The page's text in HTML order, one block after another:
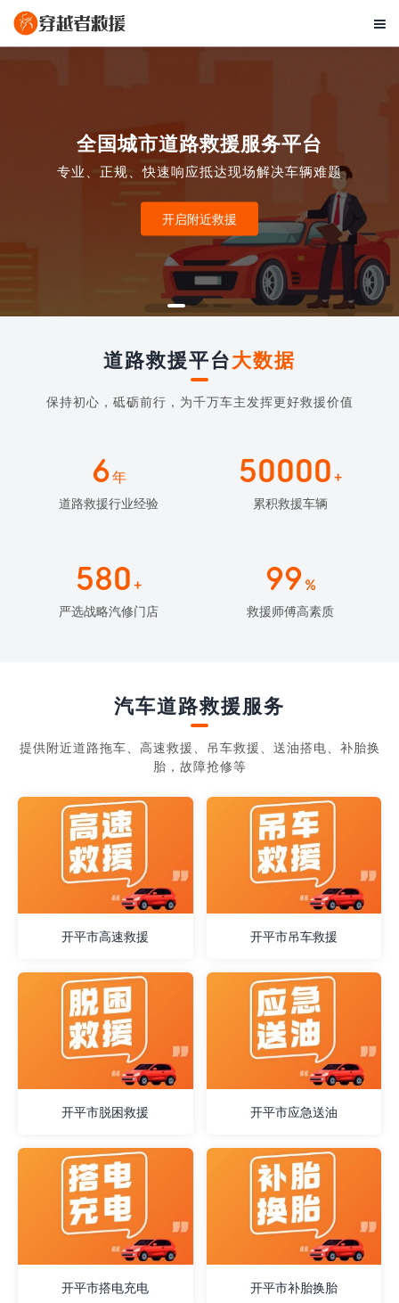

全国城市道路救援服务平台
专业、正规、快速响应抵达现场解决车辆难题
开启附近救援
道路救援平台大数据
保持初心，砥砺前行，为千万车主发挥更好救援价值
6年
道路救援行业经验
50000 +
累积救援车辆
580 +
严选战略汽修门店
99 %
救援师傅高素质
汽车道路救援服务
提供附近道路拖车、高速救援、吊车救援、送油搭电、补胎换
胎，故障抢修等
开平市高速救援 开平市吊车救援
开平市脱困救援 开平市应急送油
开平市搭电充电 开平市补胎换胎